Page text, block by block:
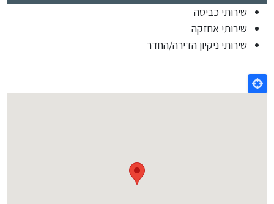
שירותי כביסה
שירותי אחזקה
שירותי ניקיון הדירה/החדר